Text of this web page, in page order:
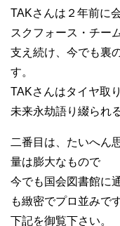
TAKさんは２年前に
スクフォース・チー
支え続け、今でも裏
す。
TAKさんはタイヤ取
未来永劫語り綴られ
二番目は、たいへん
量は膨大なもので
今でも国会図書館に
も緻密でプロ並みです
下記を御覧下さい。